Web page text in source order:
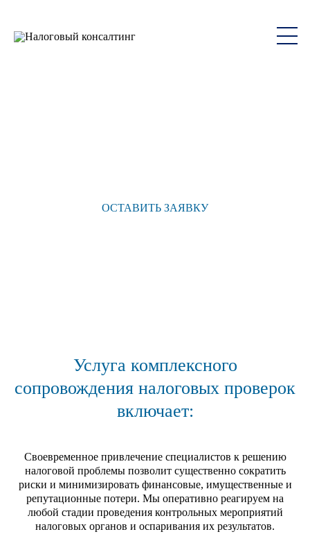
ОСТАВИТЬ ЗАЯВКУ
Услуга комплексного
сопровождения налоговых проверок
включает:
Своевременное привлечение специалистов к решению
налоговой проблемы позволит существенно сократить
риски и минимизировать финансовые, имущественные и
репутационные потери. Мы оперативно реагируем на
любой стадии проведения контрольных мероприятий
налоговых органов и оспаривания их результатов.